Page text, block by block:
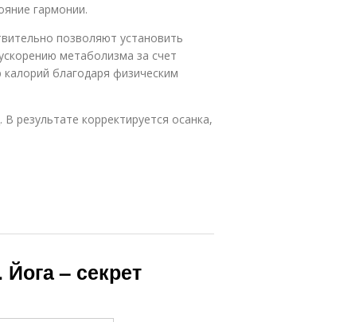
гармонии.
позволяют установить
метаболизма за счет
благодаря физическим
результате корректируется осанка,
– секрет